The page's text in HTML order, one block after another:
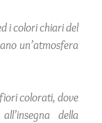
i colori chiari del
un’atmosfera
colorati, dove
della